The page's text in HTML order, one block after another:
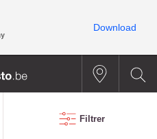
Filtrer
Download